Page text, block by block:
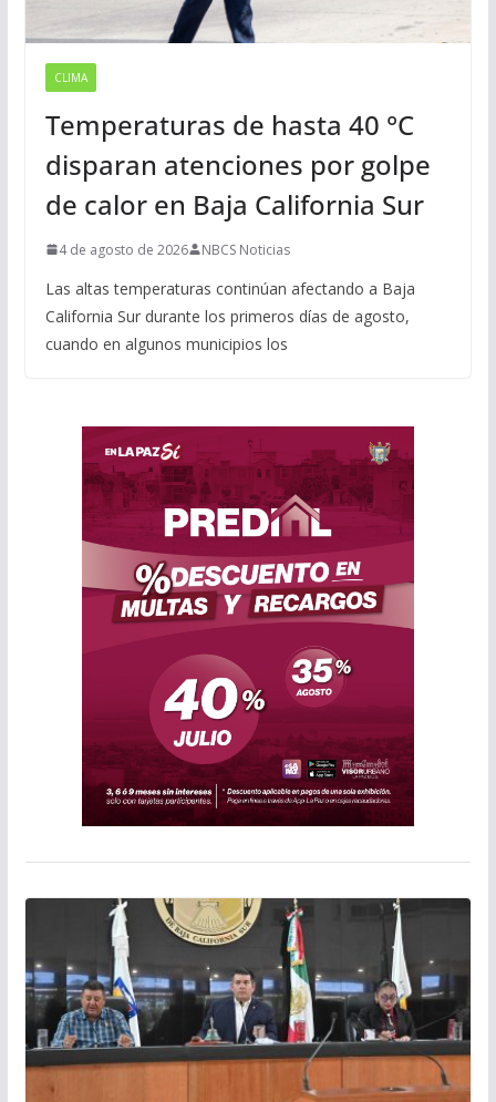
CLIMA
Temperaturas de hasta 40 °C
disparan atenciones por golpe
de calor en Baja California Sur
4 de agosto de 2026 NBCS Noticias
Las altas temperaturas continúan afectando a Baja
California Sur durante los primeros días de agosto,
cuando en algunos municipios los